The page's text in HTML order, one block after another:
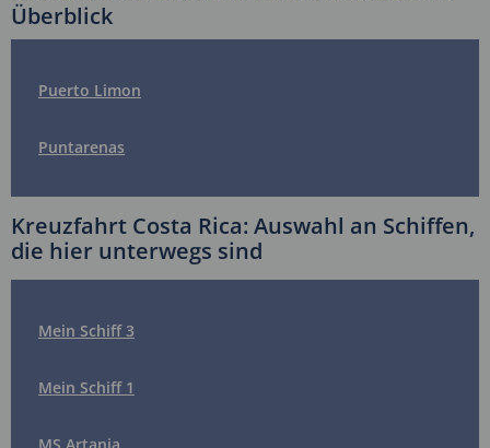
Überblick
Puerto Limon
Puntarenas
Kreuzfahrt Costa Rica: Auswahl an Schiffen,
die hier unterwegs sind
Mein Schiff 3
Mein Schiff 1